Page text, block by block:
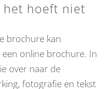
hoeft niet
brochure kan
online brochure. In
over naar de
fotografie en tekst